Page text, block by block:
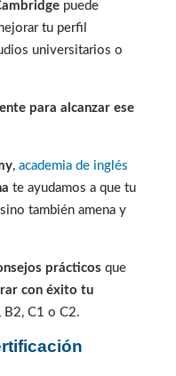
puede
tu perfil
universitarios o
para alcanzar ese
, academia de inglés
te ayudamos a que tu
también amena y
prácticos que
con éxito tu
B2, C1 o C2.